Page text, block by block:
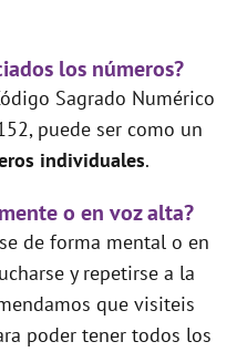
los números?
Sagrado Numérico
puede ser como un
individuales.
o en voz alta?
de forma mental o en
y repetirse a la
que visiteis
poder tener todos los